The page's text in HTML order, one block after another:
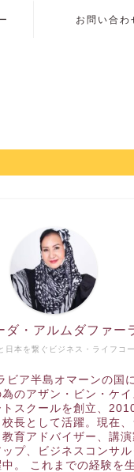
お問い合わ
日本を繋ぐビジネス・ライフコ
ダ・アルムダファー
ビア半島オマーンの国
のアザン・ビン・ケイ
スクールを創立、
長として活躍。現在、
育アドバイザー、講演
ップ、ビジネスコンサル
中。 これまでの経験を